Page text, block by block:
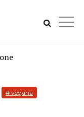
# vegana